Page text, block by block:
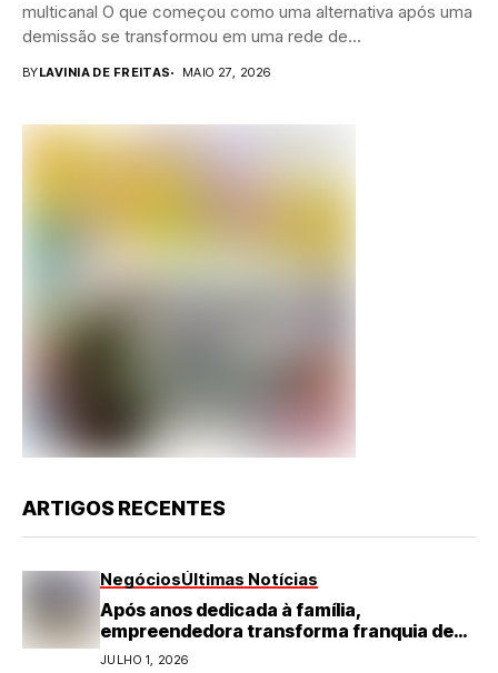
multicanal O que começou como uma alternativa após uma
demissão se transformou em uma rede de...
BYLAVINIA DE FREITAS MAIO 27, 2026
ARTIGOS RECENTES
NegóciosÚltimas Notícias
Após anos dedicada à família,
empreendedora transforma franquia de
turismo em negócio de destaque no RN
JULHO 1, 2026